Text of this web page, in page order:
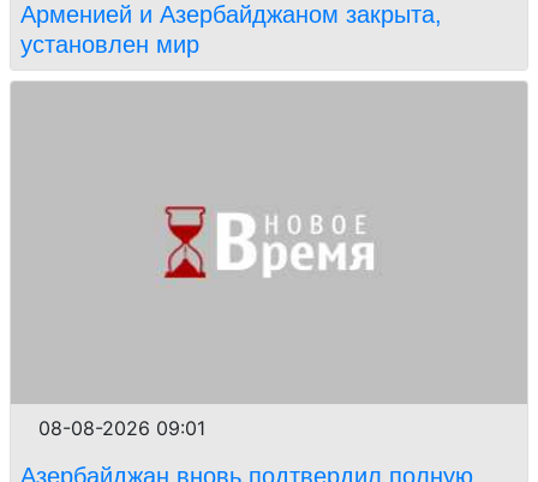
Арменией и Азербайджаном закрыта,
установлен мир
08-08-2026 09:01
Азербайджан вновь подтвердил полную